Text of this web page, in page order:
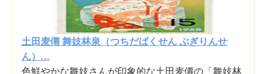
土田麦僊 舞妓林泉（つちだばくせん ぶぎりんせ
ん）...
色鮮やかな舞妓さんが印象的な土田麦僊の「舞妓林